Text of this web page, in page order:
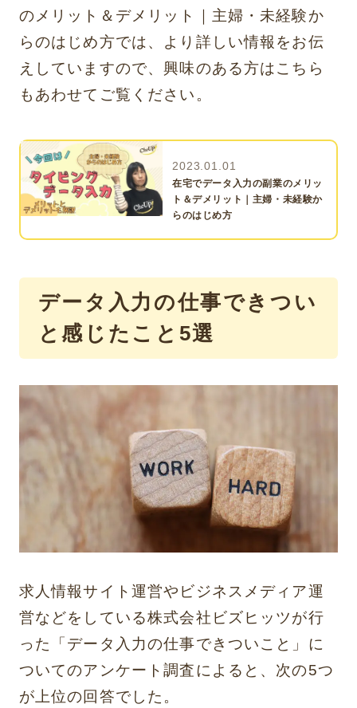
のメリット＆デメリット｜主婦・未経験か
らのはじめ方では、より詳しい情報をお伝
えしていますので、興味のある方はこちら
もあわせてご覧ください。
2023.01.01
在宅でデータ入力の副業のメリッ
ト＆デメリット｜主婦・未経験か
らのはじめ方
データ入力の仕事できつい
と感じたこと5選
求人情報サイト運営やビジネスメディア運
営などをしている株式会社ビズヒッツが行
った「データ入力の仕事できついこと」に
ついてのアンケート調査によると、次の5つ
が上位の回答でした。